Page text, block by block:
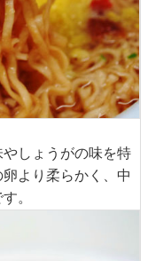
しょうがの味を特
より柔らかく、中
。